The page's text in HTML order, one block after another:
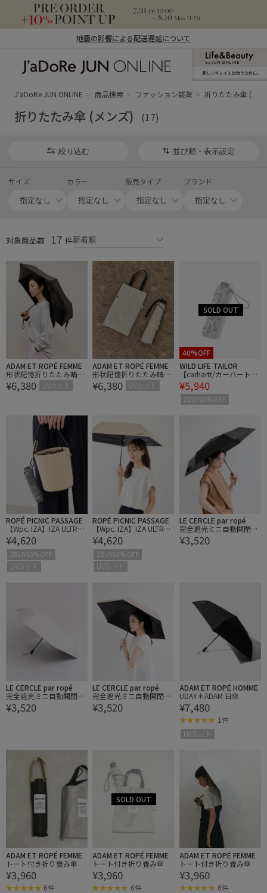
地震の影響による配送遅延について
ン オンライン）
新しいキレイと出合うために。
J'aDoRe JUN ONLINE 商品検索 ファッション雑貨 折りたたみ傘 (メ
折りたたみ傘 (メンズ) (17)
絞り込む 並び順・表示設定
サイズ カラー 販売タイプ ブランド
対象商品数 17 件
ADAM ET ROPÉ FEMME
形状記憶折りたたみ晴雨
兼用傘/遮光
¥6,380 UVカット
ADAM ET ROPÉ FEMME
形状記憶折りたたみ晴雨
兼用傘/遮光
¥6,380 UVカット
40%OFF
WILD LIFE TAILOR
【carhartt/カーハート】
SNAKE CAMO UMBRELLA
¥5,940
2BUY10%OFF
ROPÉ PICNIC PASSAGE
【Wpc. IZA】IZA ULTRA L
IGHT 折りたたみ日傘/晴
雨兼用・UVカット・軽量
¥4,620
2BUY10%OFF
UVカット
ROPÉ PICNIC PASSAGE
【Wpc. IZA】IZA ULTRA L
IGHT 折りたたみ日傘/晴
雨兼用・UVカット・軽量
¥4,620
2BUY10%OFF
UVカット
LE CERCLE par ropé
完全遮光ミニ自動開閉
傘/晴雨兼用
¥3,520
LE CERCLE par ropé
完全遮光ミニ自動開閉
傘/晴雨兼用
¥3,520
LE CERCLE par ropé
完全遮光ミニ自動開閉
傘/晴雨兼用
¥3,520
ADAM ET ROPÉ HOMME
UDAY＊ADAM 日傘
¥7,480
1件
UVカット
ADAM ET ROPÉ FEMME
トート付き折り畳み傘
¥3,960
6件
ADAM ET ROPÉ FEMME
トート付き折り畳み傘
¥3,960
6件
ADAM ET ROPÉ FEMME
トート付き折り畳み傘
¥3,960
6件